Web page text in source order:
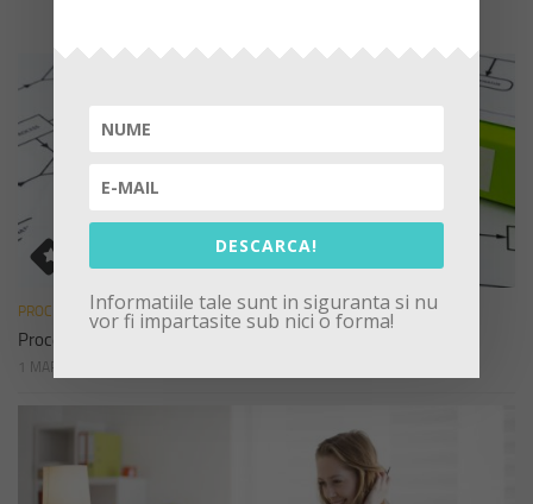
PROCEDURI
Procedura de sistem privind declararea cadourilor
1 MARTIE 2023
DESCARCA!
Informatiile tale sunt in siguranta si nu
vor fi impartasite sub nici o forma!